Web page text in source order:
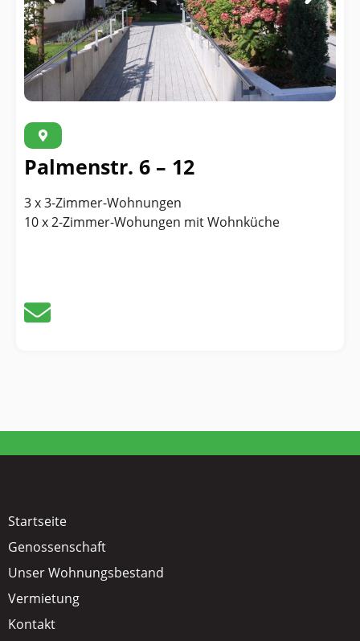
Palmenstr. 6 – 12
3 x 3-Zimmer-Wohnungen
10 x 2-Zimmer-Wohungen mit Wohnküche
Startseite
Genossenschaft
Unser Wohnungsbestand
Vermietung
Kontakt